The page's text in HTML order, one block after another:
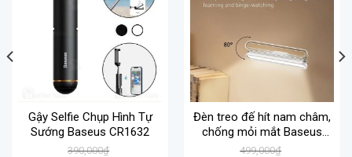
Gậy Selfie Chụp Hình Tự
Sướng Baseus CR1632
390,000₫
Đèn treo đế hít nam châm,
chống mỏi mắt Baseus
Magnetic Stepless Dimming
499,000₫